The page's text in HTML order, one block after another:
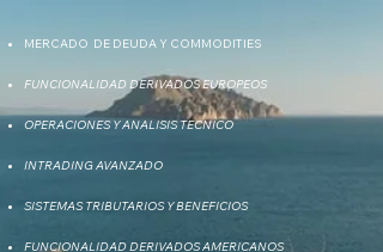
MERCADO DE DEUDA Y COMMODITIES
FUNCIONALIDAD DERIVADOS EUROPEOS
OPERACIONES Y ANALISIS TECNICO
INTRADING AVANZADO
SISTEMAS TRIBUTARIOS Y BENEFICIOS
FUNCIONALIDAD DERIVADOS AMERICANOS